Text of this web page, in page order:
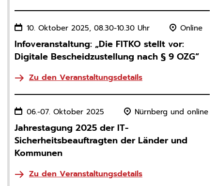
Infoveranstaltung: „Die FITKO stellt vor:
Digitale Bescheidzustellung nach § 9 OZG“
10. Oktober 2025, 08.30-10.30 Uhr Online
Zu den Veranstaltungsdetails
Jahrestagung 2025 der IT-
Sicherheitsbeauftragten der Länder und
Kommunen
06.-07. Oktober 2025 Nürnberg und online
Zu den Veranstaltungsdetails